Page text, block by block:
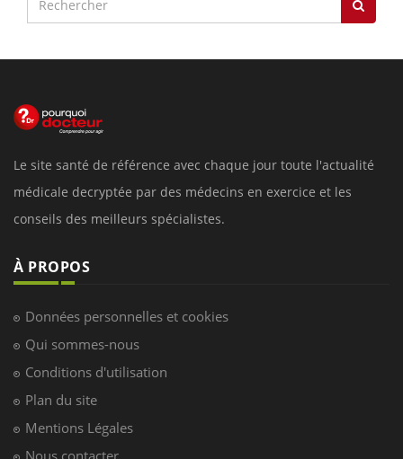
Le site santé de référence avec chaque jour toute l'actualité
médicale decryptée par des médecins en exercice et les
conseils des meilleurs spécialistes.
À PROPOS
Données personnelles et cookies
Qui sommes-nous
Conditions d'utilisation
Plan du site
Mentions Légales
Nous contacter